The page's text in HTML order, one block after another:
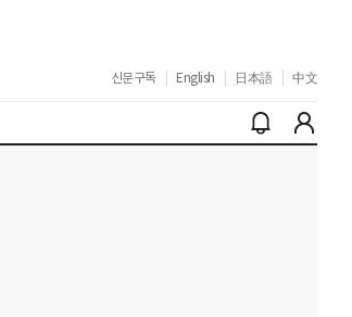
신문구독 English 日本語 中文